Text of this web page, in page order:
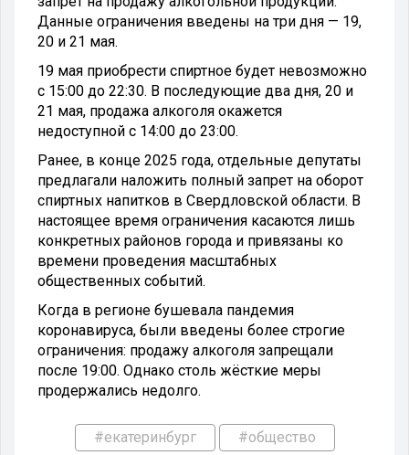
Данные ограничения введены на три дня — 19,
20 и 21 мая.
19 мая приобрести спиртное будет невозможно
с 15:00 до 22:30. В последующие два дня, 20 и
21 мая, продажа алкоголя окажется
недоступной с 14:00 до 23:00.
Ранее, в конце 2025 года, отдельные депутаты
предлагали наложить полный запрет на оборот
спиртных напитков в Свердловской области. В
настоящее время ограничения касаются лишь
конкретных районов города и привязаны ко
времени проведения масштабных
общественных событий.
Когда в регионе бушевала пандемия
коронавируса, были введены более строгие
ограничения: продажу алкоголя запрещали
после 19:00. Однако столь жёсткие меры
продержались недолго.
#екатеринбург #общество